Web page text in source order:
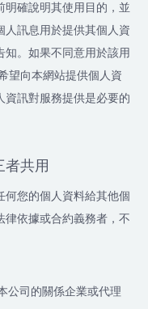
明確說明其使用目的，並
人訊息用於提供其個人資
。如果不同意用於該用
望向本網站提供個人資
資訊對服務提供是必要的
者共用
何您的個人資料給其他個
律依據或合約義務者，不
公司的關係企業或代理